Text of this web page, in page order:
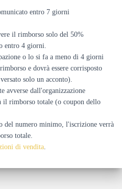
entro 7 giorni
il rimborso solo del 50%
entro 4 giorni.
o lo si fa a meno di 4 giorni
e dovrà essere corrisposto
solo un acconto).
avverse dall'organizzazione
il rimborso totale (o coupon dello
del numero minimo, l'iscrizione verrà
totale.
di vendita.